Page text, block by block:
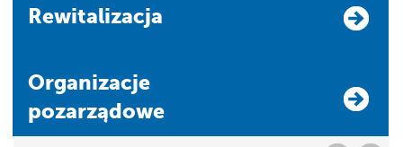
Rewitalizacja
Organizacje
pozarządowe